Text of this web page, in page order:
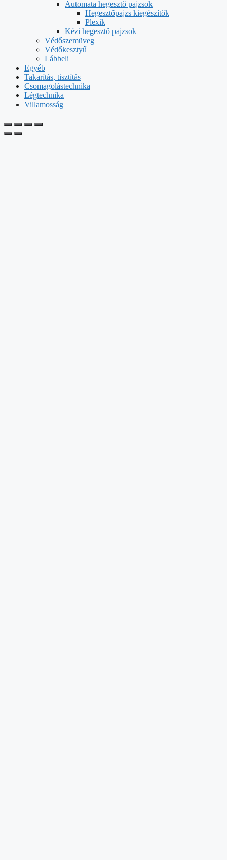
Automata hegesztő pajzsok
Hegesztőpajzs kiegészítők
Plexik
Kézi hegesztő pajzsok
Védőszemüveg
Védőkesztyű
Lábbeli
Egyéb
Takarítás, tisztítás
Csomagolástechnika
Légtechnika
Villamosság